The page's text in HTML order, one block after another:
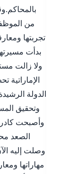
من
ولا زالت
الدولة
وتحقيق
وأصبحت
الصعد
وصلت إليه
مهاراتها